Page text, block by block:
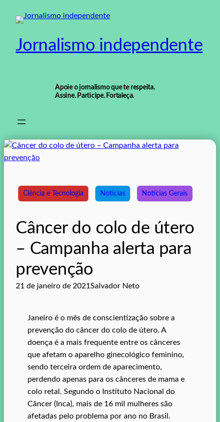
para
conteúdo
Jornalismo independente
Apoie o jornalismo que te respeita.
Assine. Participe. Fortaleça.
Ciência e Tecnologia Noticias Notícias Gerais
Câncer do colo de útero
– Campanha alerta para
prevenção
21 de janeiro de 2021Salvador Neto
Janeiro é o mês de conscientização sobre a
prevenção do câncer do colo de útero. A
doença é a mais frequente entre os cânceres
que afetam o aparelho ginecológico feminino,
sendo terceira ordem de aparecimento,
perdendo apenas para os cânceres de mama e
colo retal. Segundo o Instituto Nacional do
Câncer (Inca), mais de 16 mil mulheres são
afetadas pelo problema por ano no Brasil.